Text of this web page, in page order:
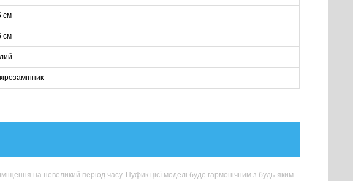
см
см
на невеликий період часу. Пуфик цієї моделі буде гармонічним з будь-яким